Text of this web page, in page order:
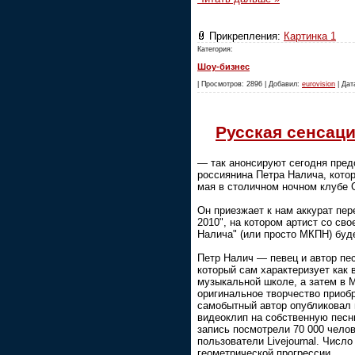
Прикрепления: Картинка 1
Категория:
Шоу-бизнес
| Просмотров: 2896 | Добавил: eurovision |
Русская
— так анонсируют сегодня
россиянина Петра Налича,
мая в столичном ночном клубе
Он приезжает к нам аккурат
2010", на котором артист со
Налича" (или просто МКПН)
Петр Налич — певец и автор
который сам характеризует
музыкальной школе, а затем в
оригинальное творчество
самобытный автор
видеоклип на собственную
запись посмотрели 70 000
пользователи Livejournal.